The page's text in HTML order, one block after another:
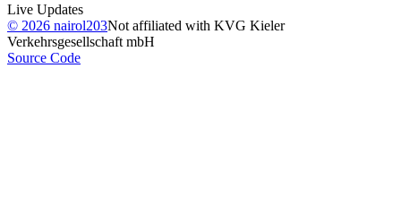
Live Updates
© 2026 nairol203Not affiliated with KVG Kieler
Verkehrsgesellschaft mbH
Source Code